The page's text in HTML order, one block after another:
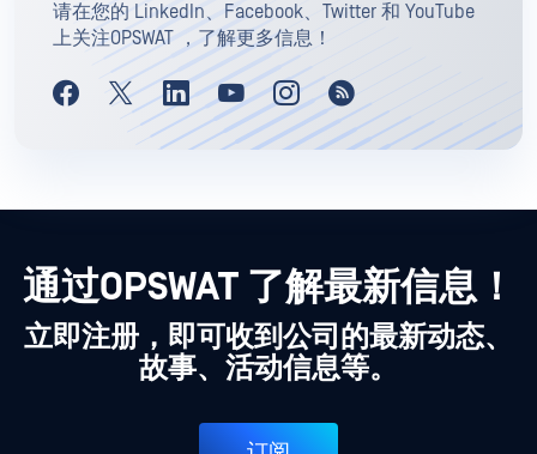
请在您的 LinkedIn、Facebook、Twitter 和 YouTube
上关注OPSWAT ，了解更多信息！
通过OPSWAT 了解最新信息！
立即注册，即可收到公司的最新动态、
故事、活动信息等。